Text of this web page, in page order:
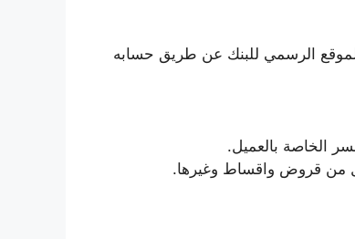
الرسمي للبنك عن طريق حسابه
الخاصة بالعميل.
من قروض واقساط وغيرها.